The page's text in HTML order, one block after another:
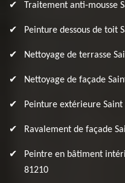
Traitement anti-mousse
Peinture dessous de toit
Nettoyage de terrasse
Nettoyage de façade
Peinture extérieure Saint
Ravalement de façade
Peintre en bâtiment
81210